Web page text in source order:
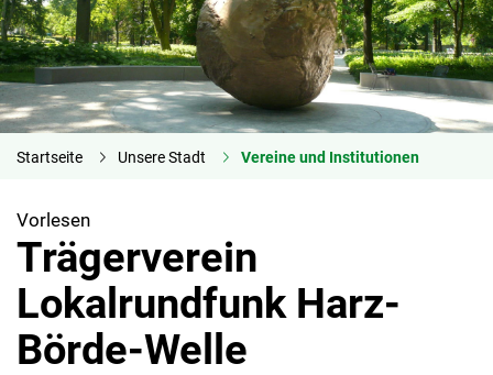
Startseite Unsere Stadt Vereine und Institutionen
Vorlesen
Trägerverein
Lokalrundfunk Harz-
Börde-Welle